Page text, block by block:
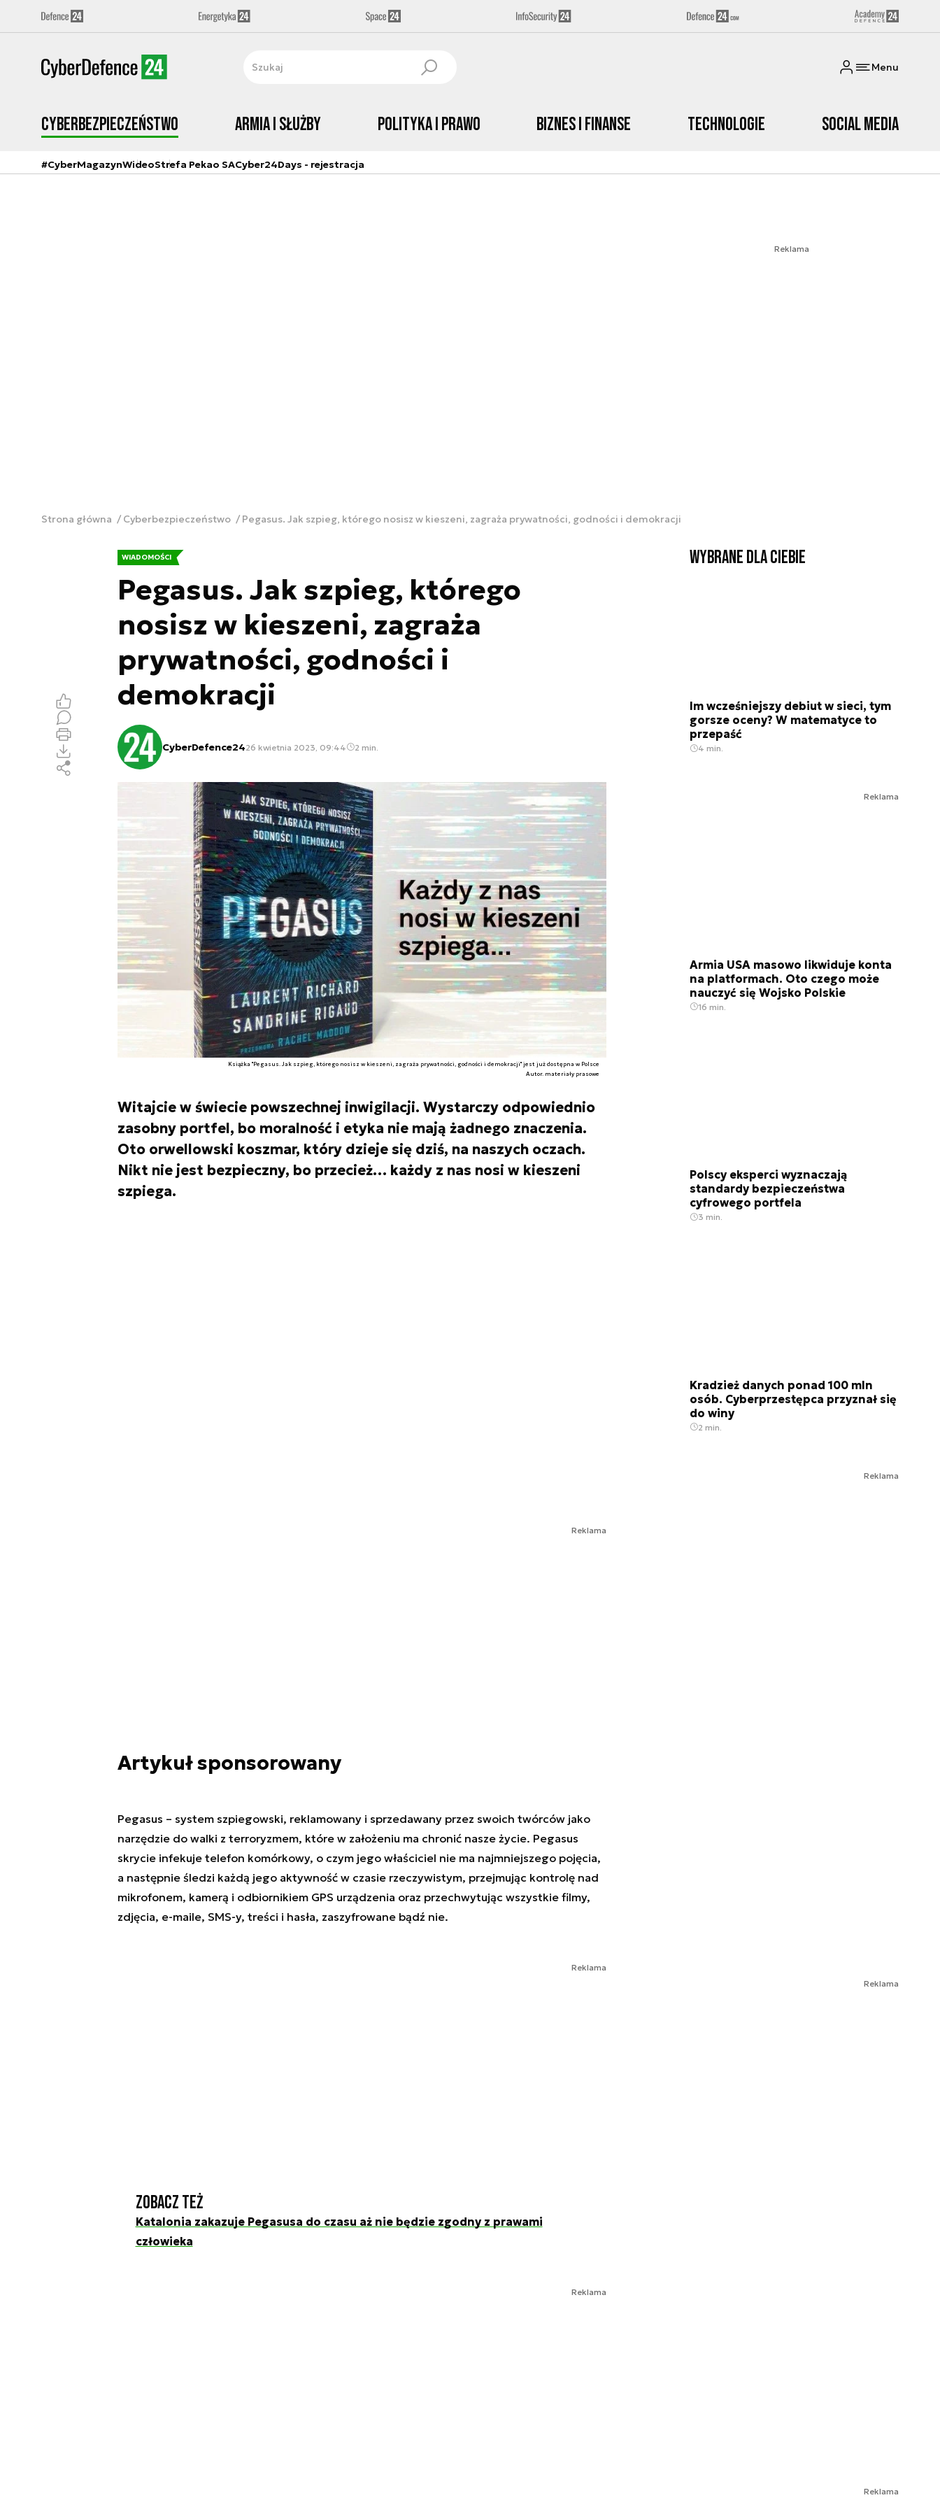
Menu
Cyberbezpieczeństwo Armia i Służby Polityka i prawo Biznes i Finanse Technologie Social media
#CyberMagazynWideoStrefa Pekao SACyber24Days - rejestracja
Reklama
Strona główna Cyberbezpieczeństwo Pegasus. Jak szpieg, którego nosisz w kieszeni, zagraża prywatności, godności i demokracji
WIADOMOŚCI
Pegasus. Jak szpieg, którego
nosisz w kieszeni, zagraża
prywatności, godności i
demokracji
CyberDefence2426 kwietnia 2023, 09:44 2 min.
Książka "Pegasus. Jak szpieg, którego nosisz w kieszeni, zagraża prywatności, godności i demokracji" jest już dostępna w Polsce
Autor. materiały prasowe
Witajcie w świecie powszechnej inwigilacji. Wystarczy odpowiednio
zasobny portfel, bo moralność i etyka nie mają żadnego znaczenia.
Oto orwellowski koszmar, który dzieje się dziś, na naszych oczach.
Nikt nie jest bezpieczny, bo przecież… każdy z nas nosi w kieszeni
szpiega.
Reklama
Artykuł sponsorowany
Pegasus – system szpiegowski, reklamowany i sprzedawany przez swoich twórców jako
narzędzie do walki z terroryzmem, które w założeniu ma chronić nasze życie. Pegasus
skrycie infekuje telefon komórkowy, o czym jego właściciel nie ma najmniejszego pojęcia,
a następnie śledzi każdą jego aktywność w czasie rzeczywistym, przejmując kontrolę nad
mikrofonem, kamerą i odbiornikiem GPS urządzenia oraz przechwytując wszystkie filmy,
zdjęcia, e-maile, SMS-y, treści i hasła, zaszyfrowane bądź nie.
Reklama
Zobacz też
Katalonia zakazuje Pegasusa do czasu aż nie będzie zgodny z prawami
człowieka
Reklama
Wybrane dla Ciebie
Im wcześniejszy debiut w sieci, tym
gorsze oceny? W matematyce to
przepaść
4 min.
Reklama
Armia USA masowo likwiduje konta
na platformach. Oto czego może
nauczyć się Wojsko Polskie
16 min.
Polscy eksperci wyznaczają
standardy bezpieczeństwa
cyfrowego portfela
3 min.
Kradzież danych ponad 100 mln
osób. Cyberprzestępca przyznał się
do winy
2 min.
Reklama
Reklama
Reklama